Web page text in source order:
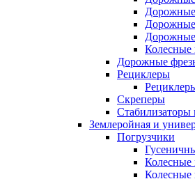
Колесные
Дорожные
Рециклеры
Скреперы
Стабилизаторы
Землеройная и
Погрузчики
Колесные
Колесные